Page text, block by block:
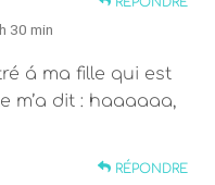
30 min
á ma fille qui est
m’a dit : haaaaaa,
RÉPONDRE